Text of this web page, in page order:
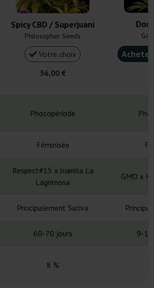
Spicy CBD / Superjuani
Philosopher Seeds
Votre choix
36,00 €
Photopériode
Féminisée
Respect#15 x Juanita La
Lagrimosa
GMO x
Principalement Sativa
60-70 jours 9-10
8 %